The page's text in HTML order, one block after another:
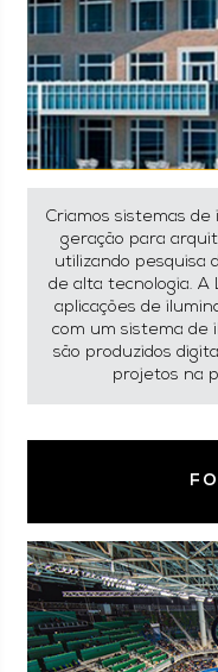
Criamos sistemas
geração para
utilizando pesquisa
de alta tecnologia. A
aplicações de
com um sistema de
são produzidos
projetos na